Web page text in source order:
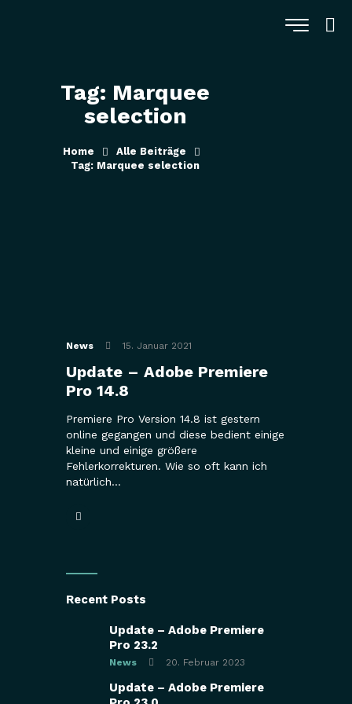
Tag: Marquee
selection
Home
Alle Beiträge
Tag: Marquee selection
News 15. Januar 2021
Update – Adobe Premiere
Pro 14.8
Premiere Pro Version 14.8 ist gestern
online gegangen und diese bedient einige
kleine und einige größere
Fehlerkorrekturen. Wie so oft kann ich
natürlich…
Recent Posts
Update – Adobe Premiere
Pro 23.2
News 20. Februar 2023
Update – Adobe Premiere